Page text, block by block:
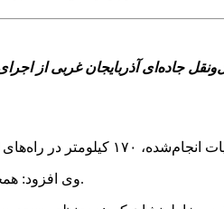
وی افزود: همچنین ۷۰ کیلومتر از این عملیات در محورهای منتهی به مسیرهای اربعین انجام شده است.